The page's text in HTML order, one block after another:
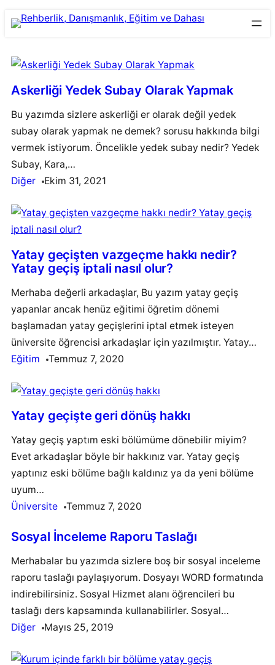
Skip
Askerliği Yedek Subay Olarak Yapmak
Bu yazımda sizlere askerliği er olarak değil yedek
subay olarak yapmak ne demek? sorusu hakkında bilgi
vermek istiyorum. Öncelikle yedek subay nedir? Yedek
Subay, Kara,…
Diğer
Ekim 31, 2021
Yatay geçişten vazgeçme hakkı nedir?
Yatay geçiş iptali nasıl olur?
Merhaba değerli arkadaşlar, Bu yazım yatay geçiş
yapanlar ancak henüz eğitimi öğretim dönemi
başlamadan yatay geçişlerini iptal etmek isteyen
üniversite öğrencisi arkadaşlar için yazılmıştır. Yatay…
Eğitim
Temmuz 7, 2020
Yatay geçişte geri dönüş hakkı
Yatay geçiş yaptım eski bölümüme dönebilir miyim?​
Evet arkadaşlar böyle bir hakkınız var. Yatay geçiş
yaptınız eski bölüme bağlı kaldınız ya da yeni bölüme
uyum…
Üniversite
Temmuz 7, 2020
Sosyal İnceleme Raporu Taslağı
Merhabalar bu yazımda sizlere boş bir sosyal inceleme
raporu taslağı paylaşıyorum. Dosyayı WORD formatında
indirebilirsiniz. Sosyal Hizmet alanı öğrencileri bu
taslağı ders kapsamında kullanabilirler. Sosyal…
Diğer
Mayıs 25, 2019